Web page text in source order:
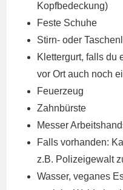
Kopfbedeckung)
Feste Schuhe
Stirn- oder
Klettergurt, falls du
vor Ort auch noch
Feuerzeug
Zahnbürste
Messer
Falls vorhanden:
z.B. Polizeigewalt
Wasser, veganes